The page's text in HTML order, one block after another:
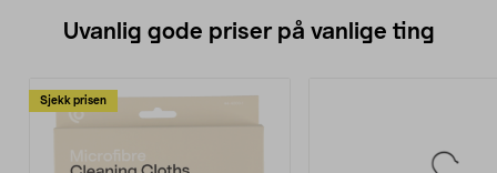
Uvanlig gode priser på vanlige ting
Sjekk prisen